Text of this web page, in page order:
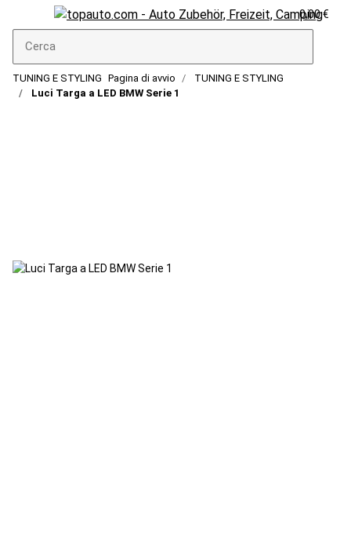
0,00 €
TUNING E STYLING Pagina di avvio
TUNING E STYLING
Luci Targa a LED BMW Serie 1